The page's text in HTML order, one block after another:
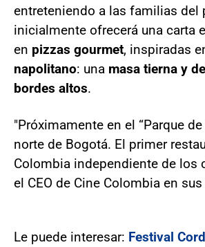
entreteniendo a las familias del
inicialmente ofrecerá una carta
en pizzas gourmet, inspiradas
napolitano: una masa tierna y
bordes altos.
"Próximamente en el “Parque
norte de Bogotá. El primer
Colombia independiente de los
el CEO de Cine Colombia en
Le puede interesar: Festival